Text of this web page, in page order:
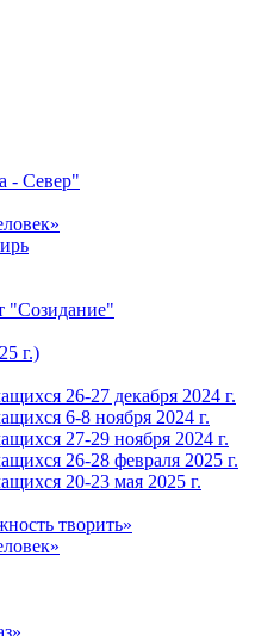
- Север"
"Созидание"
г.)
26-27 декабря 2024 г.
6-8 ноября 2024 г.
27-29 ноября 2024 г.
26-28 февраля 2025 г.
20-23 мая 2025 г.
творить»